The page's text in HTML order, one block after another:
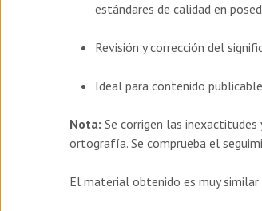
estándares de calidad en
Revisión y corrección del
Ideal para contenido
Nota: Se corrigen las
ortografía. Se comprueba el
El material obtenido es muy